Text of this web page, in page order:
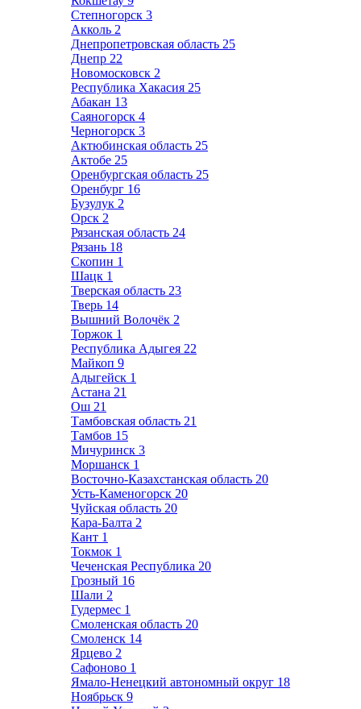
Степногорск 3
Акколь 2
Днепропетровская область 25
Днепр 22
Новомосковск 2
Республика Хакасия 25
Абакан 13
Саяногорск 4
Черногорск 3
Актюбинская область 25
Актобе 25
Оренбургская область 25
Оренбург 16
Бузулук 2
Орск 2
Рязанская область 24
Рязань 18
Скопин 1
Шацк 1
Тверская область 23
Тверь 14
Вышний Волочёк 2
Торжок 1
Республика Адыгея 22
Майкоп 9
Адыгейск 1
Астана 21
Ош 21
Тамбовская область 21
Тамбов 15
Мичуринск 3
Моршанск 1
Восточно-Казахстанская область 20
Усть-Каменогорск 20
Чуйская область 20
Кара-Балта 2
Кант 1
Токмок 1
Чеченская Республика 20
Грозный 16
Шали 2
Гудермес 1
Смоленская область 20
Смоленск 14
Ярцево 2
Сафоново 1
Ямало-Ненецкий автономный округ 18
Ноябрьск 9